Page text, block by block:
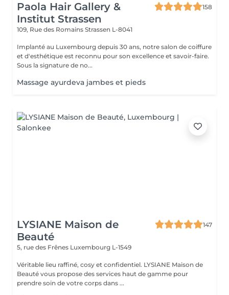
Paola Hair Gallery &
Institut Strassen
158
109, Rue des Romains Strassen L-8041
Implanté au Luxembourg depuis 30 ans, notre salon de coiffure
et d'esthétique est reconnu pour son excellence et savoir-faire.
Sous la signature de no...
Massage ayurdeva jambes et pieds
LYSIANE Maison de
Beauté
147
5, rue des Frênes Luxembourg L-1549
Véritable lieu raffiné, cosy et confidentiel. LYSIANE Maison de
Beauté vous propose des services haut de gamme pour
prendre soin de votre corps dans ...